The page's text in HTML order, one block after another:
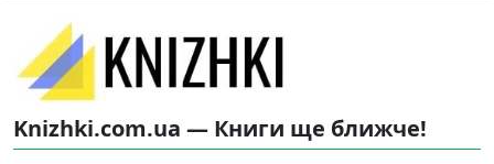
Knizhki.com.ua — Книги ще ближче!